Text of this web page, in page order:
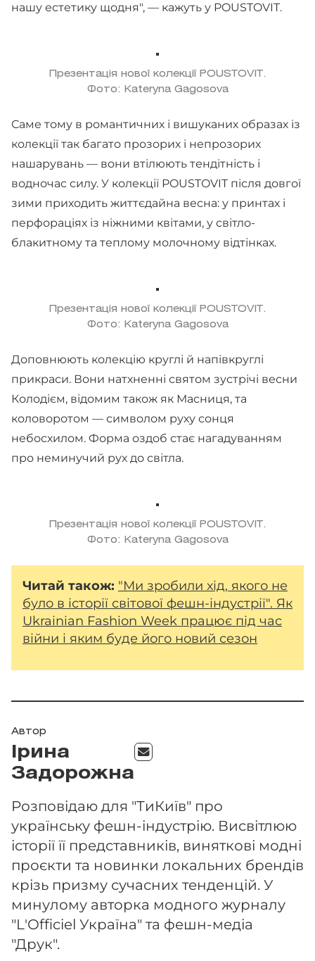
нашу естетику щодня", — кажуть у POUSTOVIT.
Презентація нової колекції POUSTOVIT.
Фото: Kateryna Gagosova
Саме тому в романтичних і вишуканих образах із
колекції так багато прозорих і непрозорих
нашарувань — вони втілюють тендітність і
водночас силу. У колекції POUSTOVIT після довгої
зими приходить життєдайна весна: у принтах і
перфораціях із ніжними квітами, у світло-
блакитному та теплому молочному відтінках.
Презентація нової колекції POUSTOVIT.
Фото: Kateryna Gagosova
Доповнюють колекцію круглі й напівкруглі
прикраси. Вони натхненні святом зустрічі весни
Колодієм, відомим також як Масниця, та
коловоротом — символом руху сонця
небосхилом. Форма оздоб стає нагадуванням
про неминучий рух до світла.
Презентація нової колекції POUSTOVIT.
Фото: Kateryna Gagosova
Читай також: "Ми зробили хід, якого не
було в історії світової фешн-індустрії". Як
Ukrainian Fashion Week працює під час
війни і яким буде його новий сезон
Автор
Ірина
Задорожна
Розповідаю для "ТиКиїв" про
українську фешн-індустрію. Висвітлюю
історії її представників, виняткові модні
проєкти та новинки локальних брендів
крізь призму сучасних тенденцій. У
минулому авторка модного журналу
"L'Officiel Україна" та фешн-медіа
"Друк".